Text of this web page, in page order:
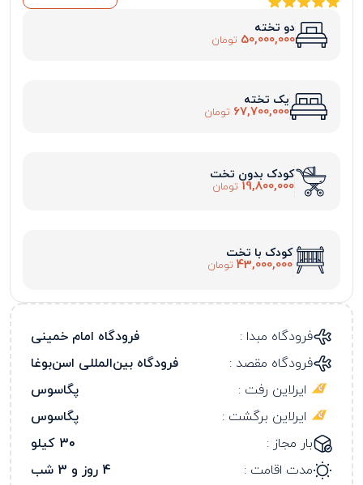
دو تخته
50,000,000 تومان
یک تخته
67,700,000 تومان
کودک بدون تخت
19,800,000 تومان
کودک با تخت
43,000,000 تومان
فرودگاه مبدا :
فرودگاه امام خمینی
فرودگاه مقصد :
فرودگاه بین‌المللی اسن‌بوغا
ایرلاین رفت :
پگاسوس
ایرلاین برگشت :
پگاسوس
بار مجاز :
30 کیلو
مدت اقامت :
4 روز و 3 شب